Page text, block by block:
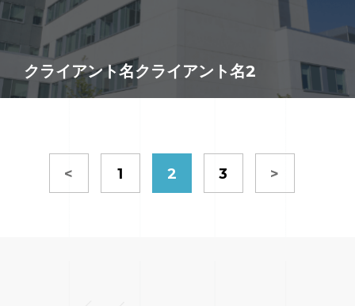
クライアント名クライアント名2
< 1 2 3 >